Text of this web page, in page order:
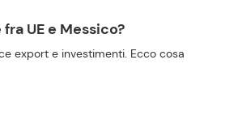
UE e Messico?
export e investimenti. Ecco cosa